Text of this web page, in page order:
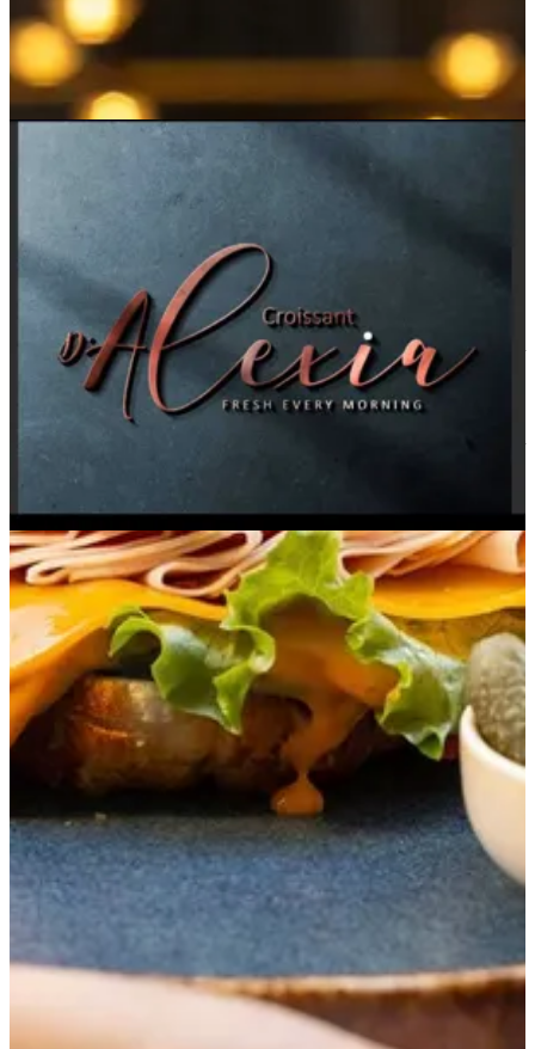
Bab Sharqi Branch
Bab Sharqi Branch
2034782183 تواصل مع الفرع
احصل علي الاتجاهات